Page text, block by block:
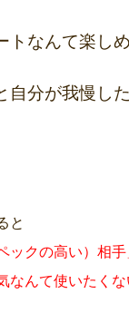
トなんて楽し
自分が我慢し
と
ックの高い）相
なんて使いたくな